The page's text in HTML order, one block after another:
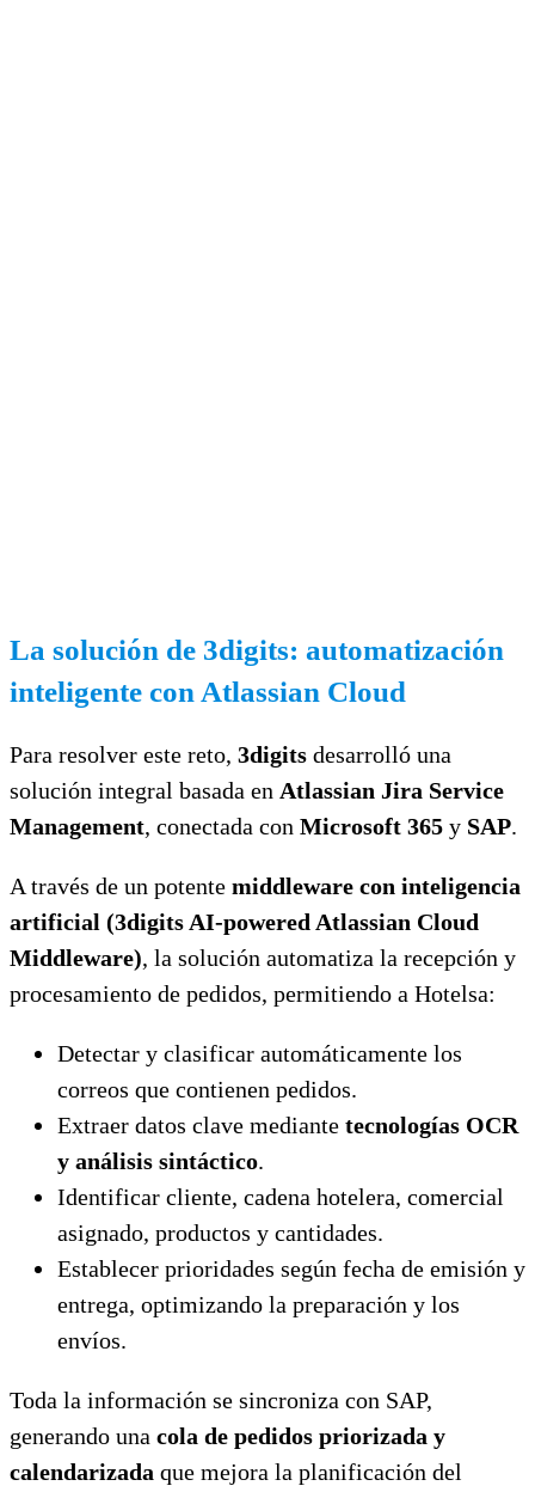
La solución de 3digits: automatización
inteligente con Atlassian Cloud
Para resolver este reto, 3digits desarrolló una
solución integral basada en Atlassian Jira Service
Management, conectada con Microsoft 365 y SAP.
A través de un potente middleware con inteligencia
artificial (3digits AI-powered Atlassian Cloud
Middleware), la solución automatiza la recepción y
procesamiento de pedidos, permitiendo a Hotelsa:
Detectar y clasificar automáticamente los
correos que contienen pedidos.
Extraer datos clave mediante tecnologías OCR
y análisis sintáctico.
Identificar cliente, cadena hotelera, comercial
asignado, productos y cantidades.
Establecer prioridades según fecha de emisión y
entrega, optimizando la preparación y los
envíos.
Toda la información se sincroniza con SAP,
generando una cola de pedidos priorizada y
calendarizada que mejora la planificación del